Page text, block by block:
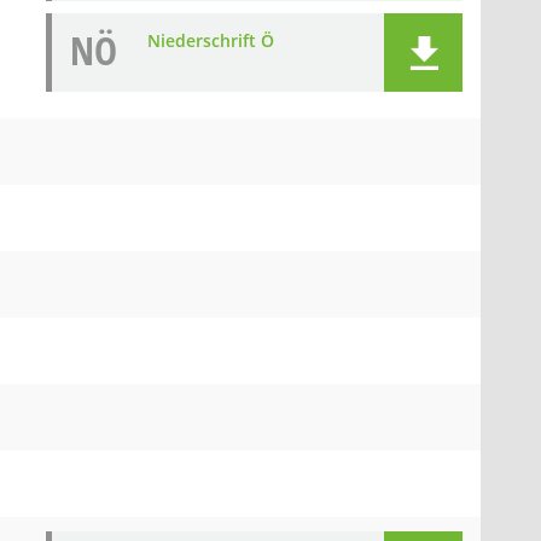
NÖ Niederschrift Ö